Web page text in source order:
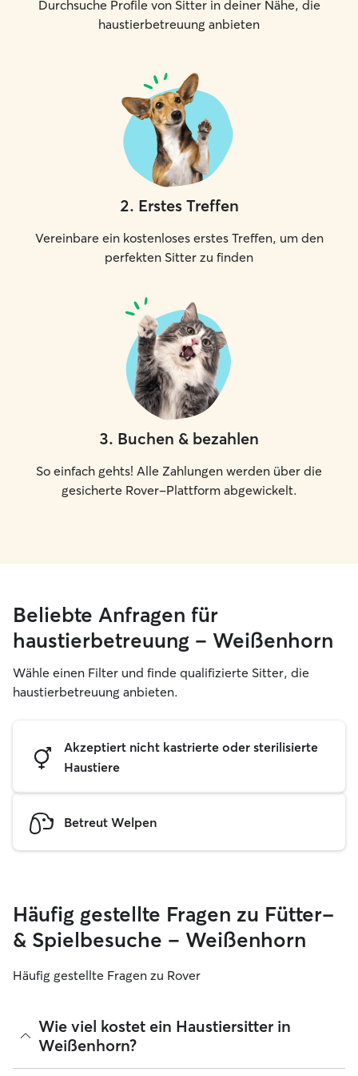
Durchsuche Profile von Sitter in deiner Nähe, die
haustierbetreuung anbieten
2. Erstes Treffen
Vereinbare ein kostenloses erstes Treffen, um den
perfekten Sitter zu finden
3. Buchen & bezahlen
So einfach gehts! Alle Zahlungen werden über die
gesicherte Rover-Plattform abgewickelt.
Beliebte Anfragen für
haustierbetreuung – Weißenhorn
Wähle einen Filter und finde qualifizierte Sitter, die
haustierbetreuung anbieten.
Akzeptiert nicht kastrierte oder sterilisierte
Haustiere
Betreut Welpen
Häufig gestellte Fragen zu Fütter-
& Spielbesuche – Weißenhorn
Häufig gestellte Fragen zu Rover
Wie viel kostet ein Haustiersitter in
Weißenhorn?